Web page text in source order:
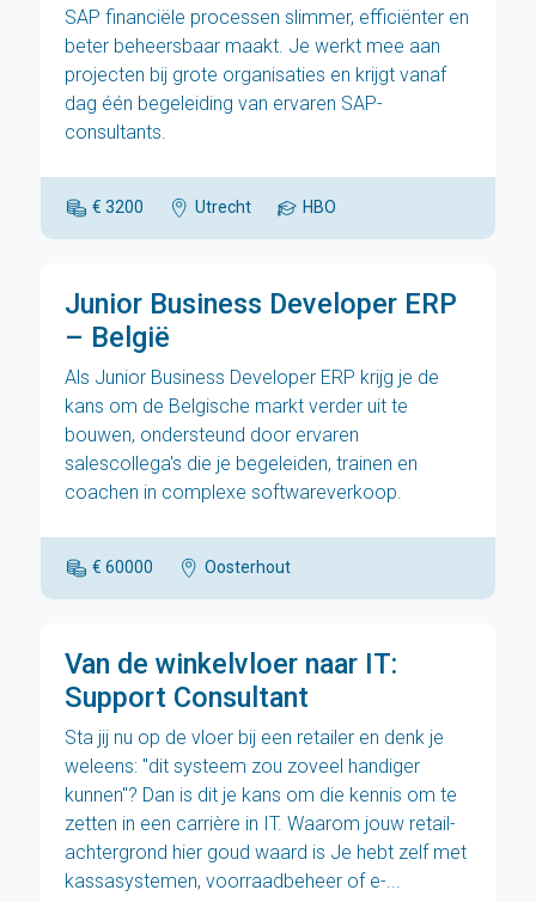
SAP financiële processen slimmer, efficiënter en
beter beheersbaar maakt. Je werkt mee aan
projecten bij grote organisaties en krijgt vanaf
dag één begeleiding van ervaren SAP-
consultants.
€ 3200 Utrecht HBO
Junior Business Developer ERP
– België
Als Junior Business Developer ERP krijg je de
kans om de Belgische markt verder uit te
bouwen, ondersteund door ervaren
salescollega's die je begeleiden, trainen en
coachen in complexe softwareverkoop.
€ 60000 Oosterhout
Van de winkelvloer naar IT:
Support Consultant
Sta jij nu op de vloer bij een retailer en denk je
weleens: "dit systeem zou zoveel handiger
kunnen"? Dan is dit je kans om die kennis om te
zetten in een carrière in IT. Waarom jouw retail-
achtergrond hier goud waard is Je hebt zelf met
kassasystemen, voorraadbeheer of e-...